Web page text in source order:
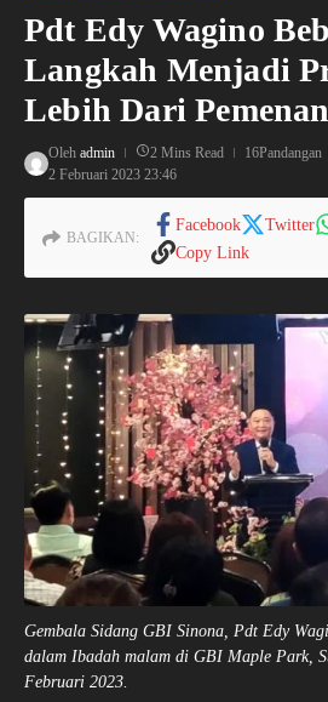
Pdt Edy Wagino
Langkah Menjadi
Lebih Dari
Oleh admin 2 Mins Read
16Pandangan
2 Februari 2023 23:46
BAGIKAN:
Facebook Twitter
Copy Link
Gembala Sidang GBI Sinona, Pdt Edy
dalam Ibadah malam di GBI Maple Park,
Februari 2023.